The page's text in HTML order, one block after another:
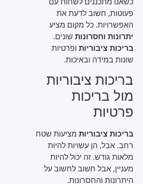
פעוטות, חשוב לדעת את
האפשרויות. כל מקום מציע
יתרונות וחסרונותשונים.
בריכות ציבוריותופרטיות
שונות במידה ובאיכות.
בריכות ציבוריות
מול בריכות
פרטיות
בריכות ציבוריותמציעות שטח
רחב. אבל, הן עשויות להיות
מלאות גודש. זה יכול להיות
מעניין, אבל חשוב לחשוב על
היתרונות והחסרונות.